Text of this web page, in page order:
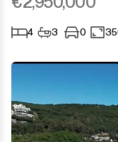
4 3 0